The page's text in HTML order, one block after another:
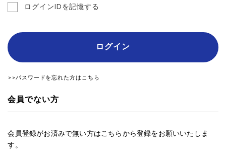
ログインIDを記憶する
ログイン
>>パスワードを忘れた方はこちら
会員でない方
会員登録がお済みで無い方はこちらから登録をお願いいたしま
す。